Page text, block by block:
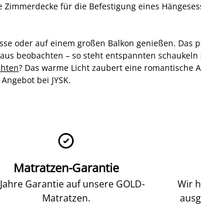
für die Befestigung eines
oder auf einem großen Balkon genießen. Das
beobachten – so steht entspannten
? Das warme Licht zaubert eine
bei JYSK.

Matratzen-Garantie
Garantie auf unsere GOLD-
Matratzen.
Wir